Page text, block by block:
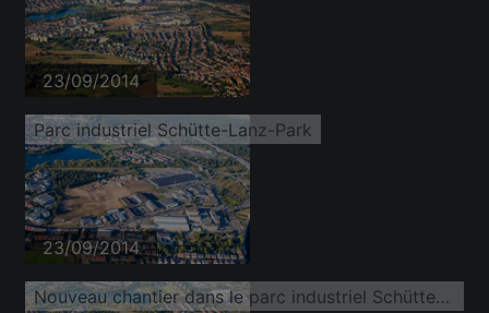
23/09/2014
Parc industriel Schütte-Lanz-Park
23/09/2014
Nouveau chantier dans le parc industriel Schütte-Lanz-Park